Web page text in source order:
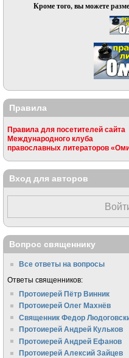
Кроме того, вы можете
Правила
Правила для посетителей сайта
Международного клуба
православных литераторов
Вход для авторов
Вопрос священнику
Все ответы на вопросы
Ответы священников:
Протоиерей Пётр Винник
Протоиерей Олег Махнёв
Священник Федор
Протоиерей Андрей Кульков
Протоиерей Андрей Ефанов
Протоиерей Алексий Зайцев